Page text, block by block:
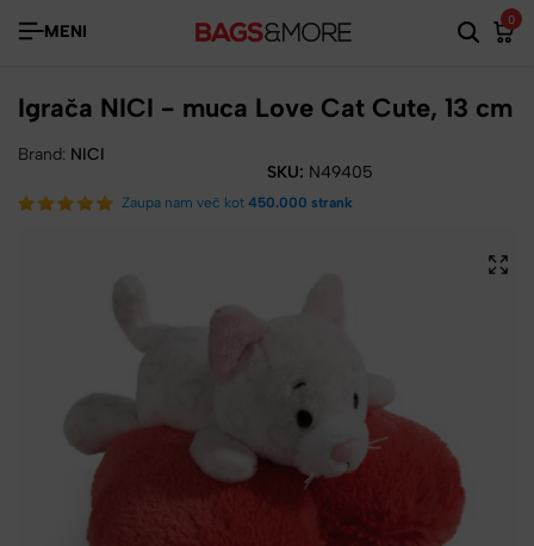
MENI
0
Igrača NICI - muca Love Cat Cute, 13 cm
Brand: NICI
SKU: N49405
Zaupa nam več kot 450.000 strank